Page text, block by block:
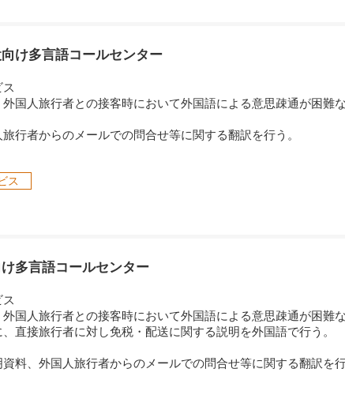
け多言語コールセンター
国人旅行者との接客時において外国語による意思疎通が困難
行者からのメールでの問合せ等に関する翻訳を行う。
ス
多言語コールセンター
国人旅行者との接客時において外国語による意思疎通が困
直接旅行者に対し免税・配送に関する説明を外国語で行う。
料、外国人旅行者からのメールでの問合せ等に関する翻訳を行